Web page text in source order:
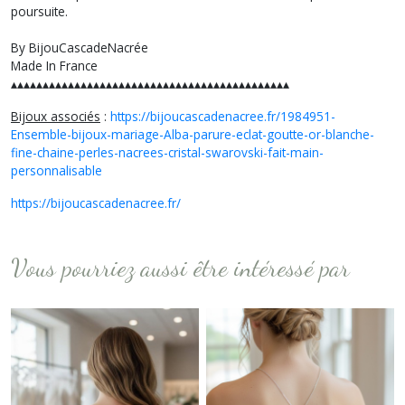
poursuite.
By BijouCascadeNacrée
Made In France
▴▴▴▴▴▴▴▴▴▴▴▴▴▴▴▴▴▴▴▴▴▴▴▴▴▴▴▴▴▴▴▴▴▴▴▴▴▴▴▴▴▴▴▴
Bijoux associés : https://bijoucascadenacree.fr/1984951-
Ensemble-bijoux-mariage-Alba-parure-eclat-goutte-or-blanche-
fine-chaine-perles-nacrees-cristal-swarovski-fait-main-
personnalisable
https://bijoucascadenacree.fr/
Vous pourriez aussi être intéressé par